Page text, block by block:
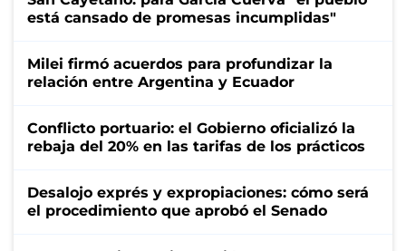
está cansado de promesas incumplidas"
Milei firmó acuerdos para profundizar la
relación entre Argentina y Ecuador
Conflicto portuario: el Gobierno oficializó la
rebaja del 20% en las tarifas de los prácticos
Desalojo exprés y expropiaciones: cómo será
el procedimiento que aprobó el Senado